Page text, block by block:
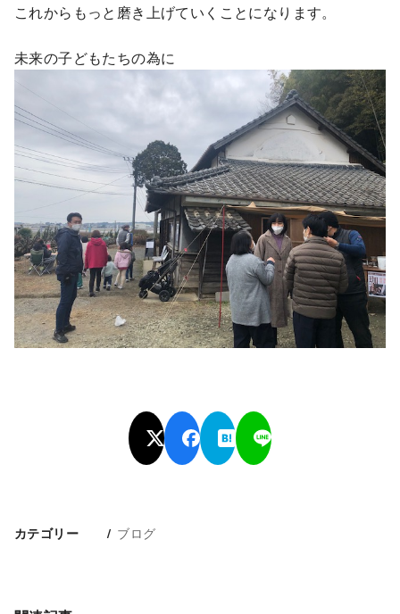
これからもっと磨き上げていくことになります。
未来の子どもたちの為に
カテゴリー ブログ